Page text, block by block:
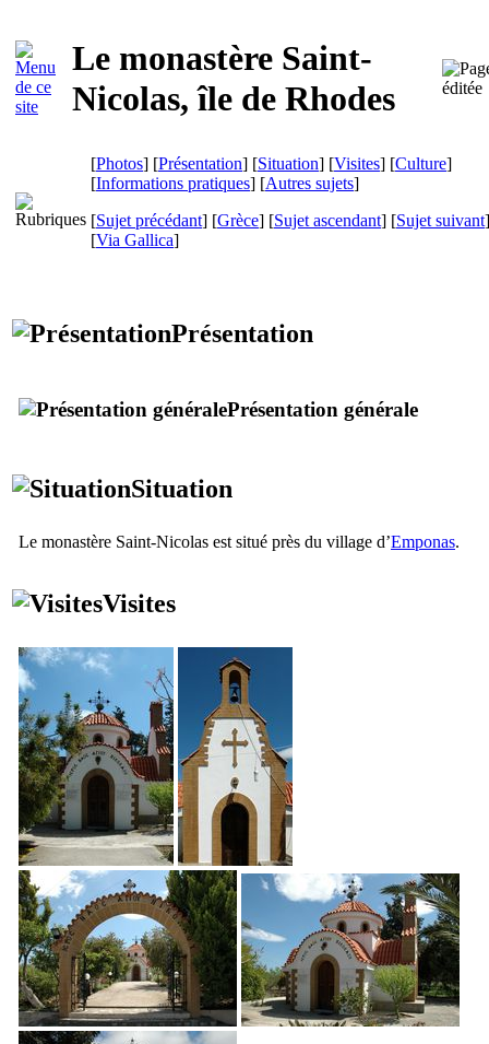
Le monastère Saint-
Nicolas, île de Rhodes
[Photos] [Présentation] [Situation] [Visites] [Culture]
[Informations pratiques] [Autres sujets]
[Sujet précédant] [Grèce] [Sujet ascendant] [Sujet suivant]
[Via Gallica]
Présentation
Présentation générale
Situation
Le monastère Saint-Nicolas est situé près du village d’Emponas.
Visites